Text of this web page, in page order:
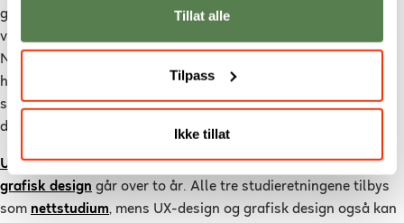
Tillat alle
Tilpass
Ikke tillat
grensesnitt som UI-designer, eller utforske den kreative
verdenen av visuell kommunikasjon som grafisk designer, gir
Noroff Fagskole et bredt spekter av muligheter. Uansett
hvilket av studiene det blir, vil valget falle på en reise mot
spesialisering og en plattform for en vellykket karriere innen
designfeltet.
UI-designogUX-designtilbys som ettårige studier, mens
grafisk design går over to år. Alle tre studieretningene tilbys
som nettstudium, mens UX-design og grafisk design også kan